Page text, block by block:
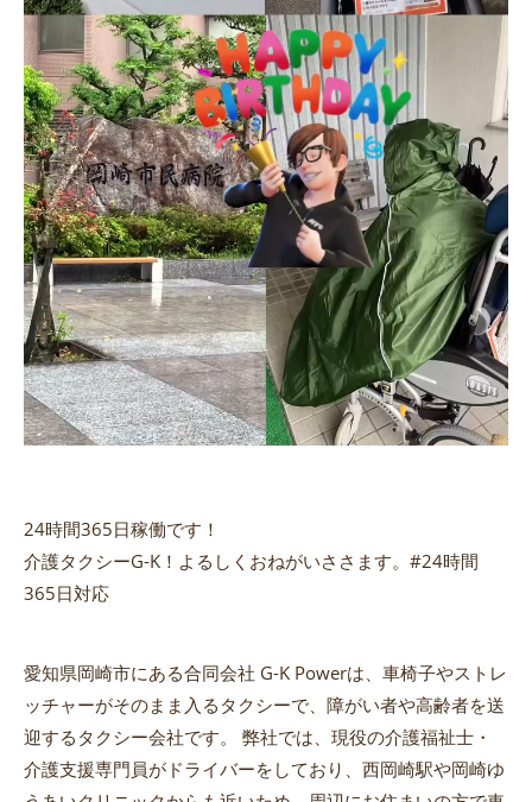
24時間365日稼働です！
介護タクシーG-K！よるしくおねがいささます。#24時間
365日対応
愛知県岡崎市にある合同会社 G-K Powerは、車椅子やストレ
ッチャーがそのまま入るタクシーで、障がい者や高齢者を送
迎するタクシー会社です。 弊社では、現役の介護福祉士・
介護支援専門員がドライバーをしており、西岡崎駅や岡崎ゆ